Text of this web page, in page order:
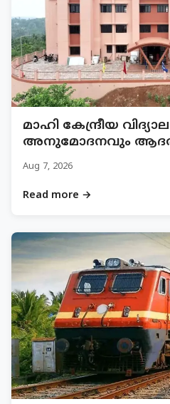
മാഹി കേന്ദ്രീയ
അനുമോദനവും
Aug 7, 2026
Read more →